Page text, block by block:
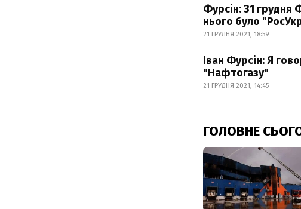
Фурсін: 31 грудня
нього було
21 ГРУДНЯ 2021, 18:59
Іван Фурсін: Я
"Нафтогазу"
21 ГРУДНЯ 2021, 14:45
ГОЛОВНЕ